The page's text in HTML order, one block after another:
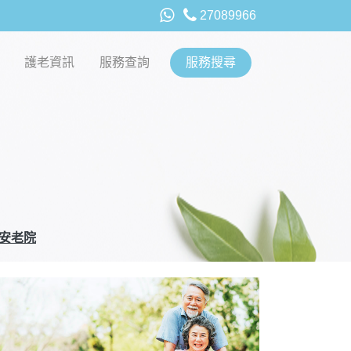
27089966
護老資訊 服務查詢 服務搜尋
老院